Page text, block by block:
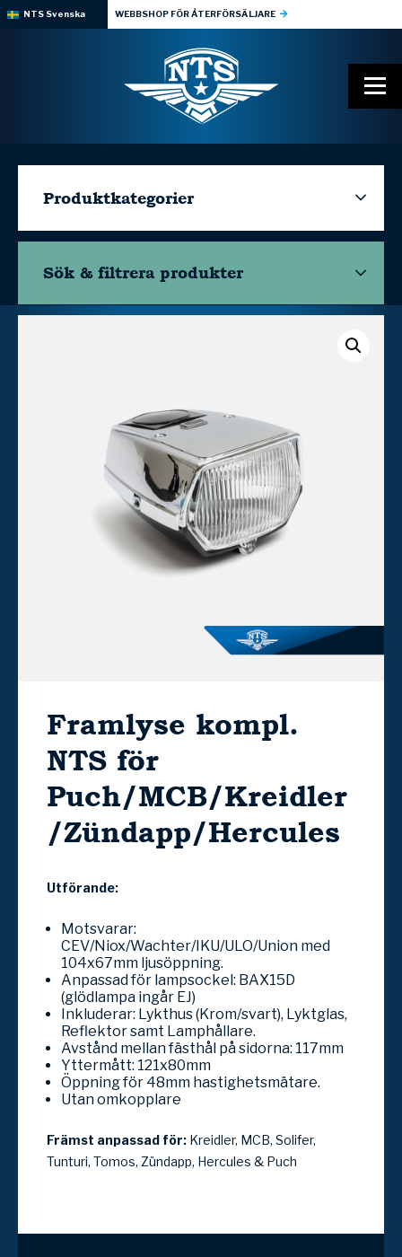
NTS Svenska WEBBSHOP FÖR ÅTERFÖRSÄLJARE
Produktkategorier
Sök & filtrera produkter
Framlyse kompl.
NTS för
Puch/MCB/Kreidler
/Zündapp/Hercules
Utförande:
Motsvarar:
CEV/Niox/Wachter/IKU/ULO/Union med
104x67mm ljusöppning.
Anpassad för lampsockel: BAX15D
(glödlampa ingår EJ)
Inkluderar: Lykthus (Krom/svart), Lyktglas,
Reflektor samt Lamphållare.
Avstånd mellan fästhål på sidorna: 117mm
Yttermått: 121x80mm
Öppning för 48mm hastighetsmätare.
Utan omkopplare
Främst anpassad för: Kreidler, MCB, Solifer,
Tunturi, Tomos, Zündapp, Hercules & Puch